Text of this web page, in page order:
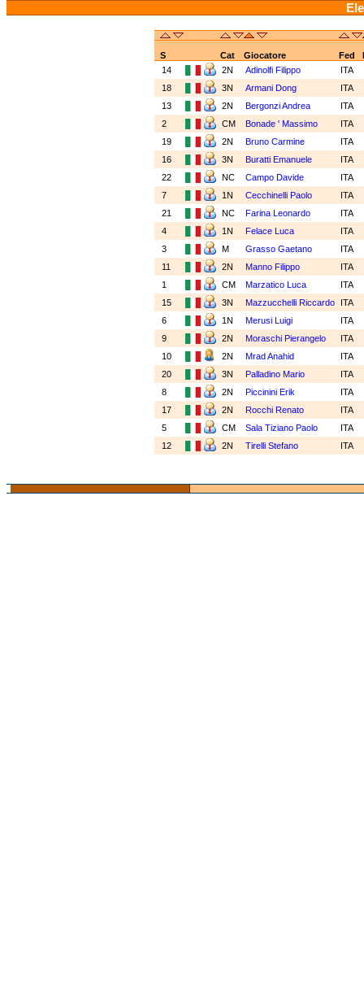
S Cat Giocatore Fed
14
2N Adinolfi Filippo
ITA
18
3N Armani Dong
ITA
13
2N Bergonzi Andrea
ITA
2
CM Bonade ' Massimo
ITA
19
2N Bruno Carmine
ITA
16
3N Buratti Emanuele
ITA
22
NC Campo Davide
ITA
7
1N Cecchinelli Paolo
ITA
21
NC Farina Leonardo
ITA
4
1N Felace Luca
ITA
3
M Grasso Gaetano
ITA
11
2N Manno Filippo
ITA
1
CM Marzatico Luca
ITA
15
3N Mazzucchelli Riccardo
ITA
6
1N Merusi Luigi
ITA
9
2N Moraschi Pierangelo
ITA
10
2N Mrad Anahid
ITA
20
3N Palladino Mario
ITA
8
2N Piccinini Erik
ITA
17
2N Rocchi Renato
ITA
5
CM Sala Tiziano Paolo
ITA
12
2N Tirelli Stefano ITA